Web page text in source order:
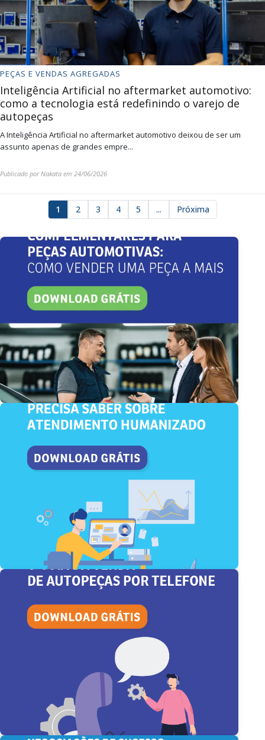
PEÇAS E VENDAS AGREGADAS
Inteligência Artificial no aftermarket automotivo:
como a tecnologia está redefinindo o varejo de
autopeças
A Inteligência Artificial no aftermarket automotivo deixou de ser um
assunto apenas de grandes empre...
Publicado porNakata em 24/06/2026
1 2 3 4 5 ... Próxima